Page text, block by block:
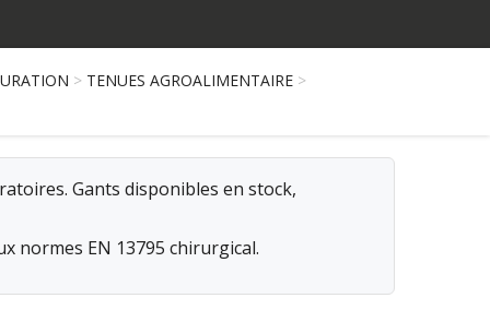
> TENUES AGROALIMENTAIRE >
Gants disponibles en stock,
normes EN 13795 chirurgical.